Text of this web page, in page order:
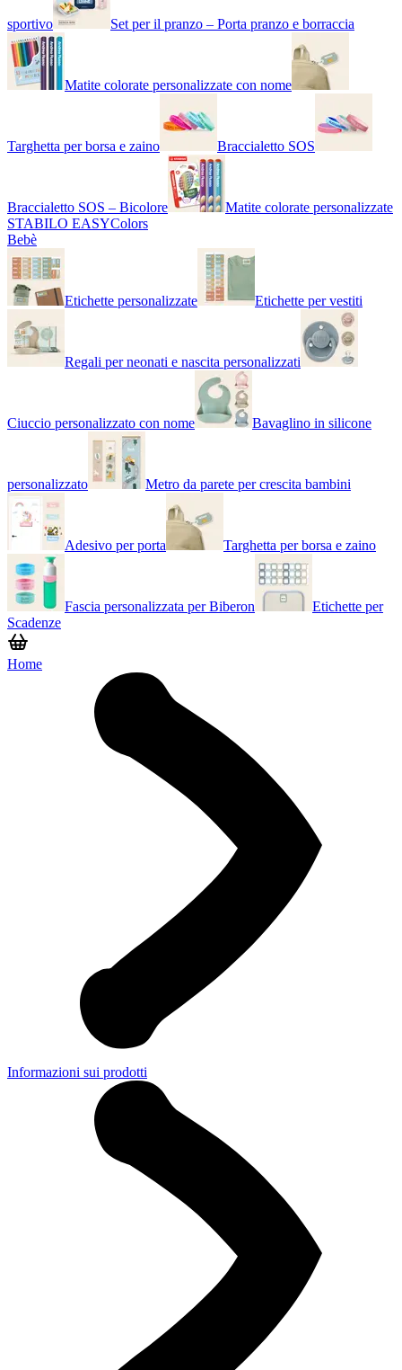
sportivo Set per il pranzo – Porta pranzo e borraccia
Matite colorate personalizzate con nome
Targhetta per borsa e zaino Braccialetto SOS
Braccialetto SOS – Bicolore
Matite colorate personalizzate
STABILO EASYColors
Bebè
Etichette personalizzate Etichette per vestiti
Regali per neonati e nascita personalizzati
Ciuccio personalizzato con nome Bavaglino in silicone
personalizzato Metro da parete per crescita bambini
Adesivo per porta Targhetta per borsa e zaino
Fascia personalizzata per Biberon
Etichette per
Scadenze
Home
Informazioni sui prodotti